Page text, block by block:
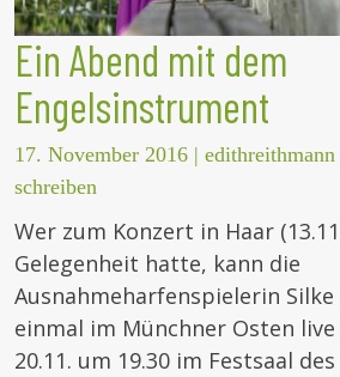
Ein Abend mit dem
Engelsinstrument
17. November 2016 | edithreithmann
schreiben
Wer zum Konzert in Haar
Gelegenheit hatte, kann die
Ausnahmeharfenspielerin
einmal im Münchner Osten
20.11. um 19.30 im Festsaal des